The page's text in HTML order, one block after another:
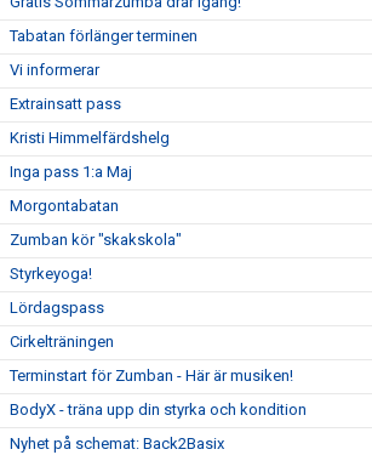
Tabatan förlänger terminen
Vi informerar
Extrainsatt pass
Kristi Himmelfärdshelg
Inga pass 1:a Maj
Morgontabatan
Zumban kör "skakskola"
Styrkeyoga!
Lördagspass
Cirkelträningen
Terminstart för Zumban - Här är musiken!
BodyX - träna upp din styrka och kondition
Nyhet på schemat: Back2Basix